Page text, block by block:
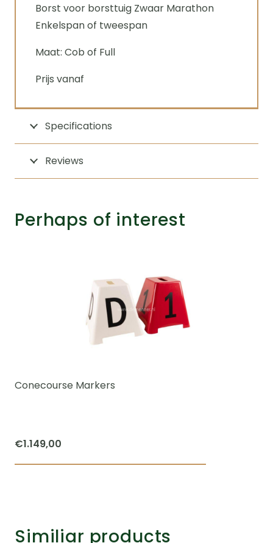
Borst voor borsttuig Zwaar Marathon
Enkelspan of tweespan
Maat: Cob of Full
Prijs vanaf
Specifications
Reviews
Perhaps of interest
Conecourse Markers
€1.149,00
Similiar products